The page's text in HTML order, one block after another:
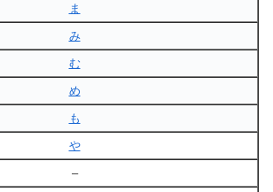
ま
み
む
め
も
や
–